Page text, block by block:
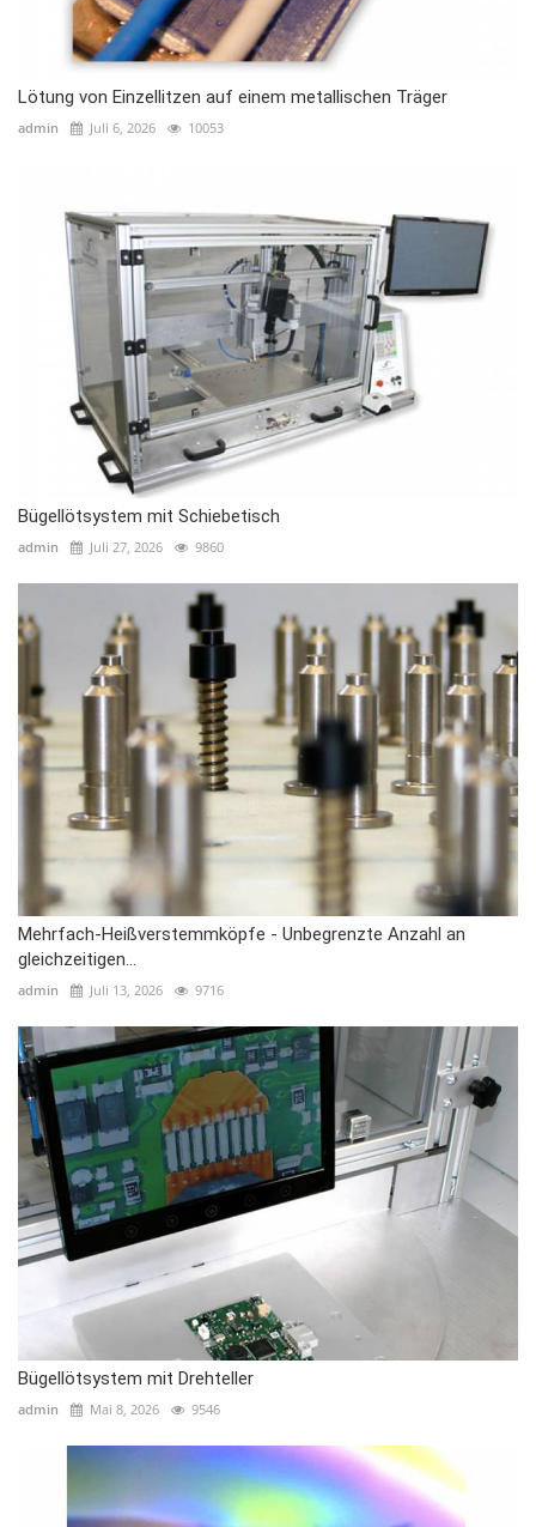
Lötung von Einzellitzen auf einem metallischen Träger
admin Juli 6, 2026 10053
Bügellötsystem mit Schiebetisch
admin Juli 27, 2026 9860
Mehrfach-Heißverstemmköpfe - Unbegrenzte Anzahl an
gleichzeitigen...
admin Juli 13, 2026 9716
Bügellötsystem mit Drehteller
admin Mai 8, 2026 9546